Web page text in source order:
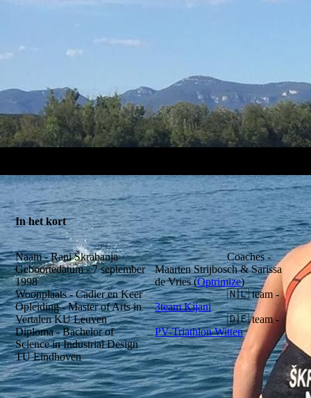
In het kort
Naam - Rani Škrabanja
Geboortedatum - 7 september
1998
Woonplaats - Cadier en Keer
Opleiding - Master of Arts in
Vertalen KU Leuven
Diploma - Bachelor of
Science in Industrial Design
TU Eindhoven
Coaches -
Maarten Strijbosch & Sarissa
de Vries (Optrimize)
🇳🇱 team -
3team Kijani
🇩🇪 team -
PV-Triathlon Witten